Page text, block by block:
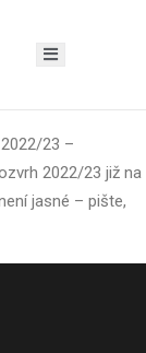
23 –
2022/23 již na
jasné – pište,